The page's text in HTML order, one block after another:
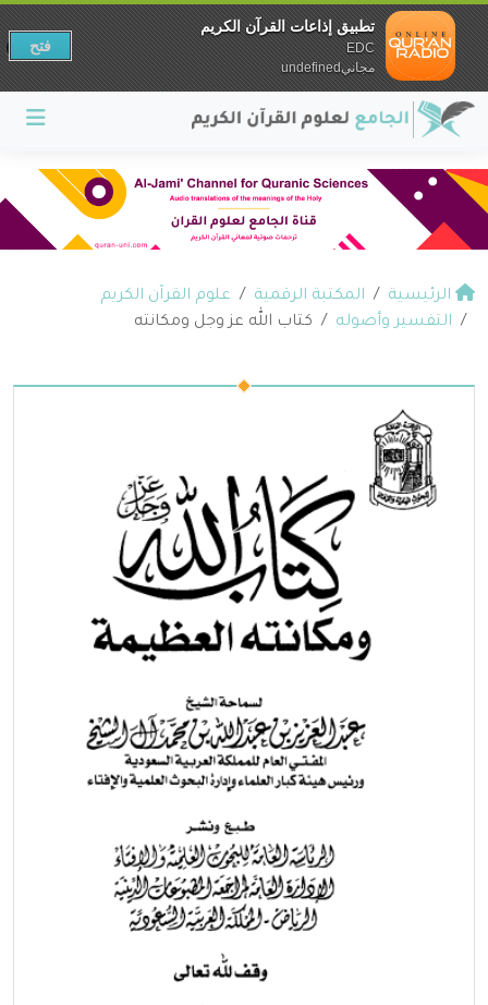
الرئيسية المكتبة الرقمية
علوم القرآن الكريم
التفسير وأصوله
كتاب الله عز وجل ومكانته
تطبيق إذاعات القرآن الكريم
EDC
مجانيundefined
فتح